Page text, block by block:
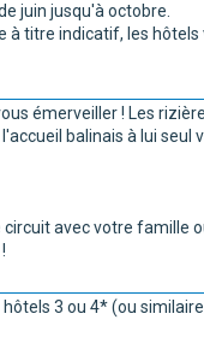
juin jusqu'à octobre.
à titre indicatif, les
émerveiller ! Les
balinais à lui seul
avec votre famille
3 ou 4* (ou